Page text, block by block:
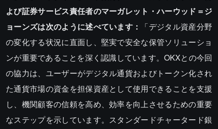
よび証券サービス責任者のマーガレット・ハーウッド＝ジ
ョーンズは次のように述べています：
「デジタル資産分野
の変化する状況に直面し、堅実で安全な保管ソリューショ
ンが重要であることを深く認識しています。OKXとの今回
の協力は、ユーザーがデジタル通貨およびトークン化され
た通貨市場の資金を担保資産として使用できることを支援
し、機関顧客の信頼を高め、効率を向上させるための重要
なステップを示しています。スタンダードチャータード銀